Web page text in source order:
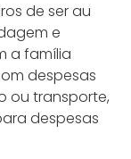
de ser au
e
a família
despesas
ou transporte,
despesas